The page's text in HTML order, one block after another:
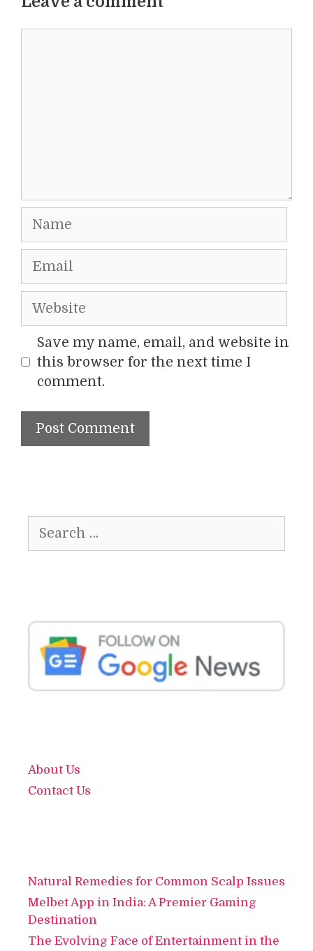
Name
Email
Website
Save my name, email, and website in
this browser for the next time I
comment.
for:
About Us
Contact Us
Natural Remedies for Common Scalp Issues
Melbet App in India: A Premier Gaming
Destination
The Evolving Face of Entertainment in the